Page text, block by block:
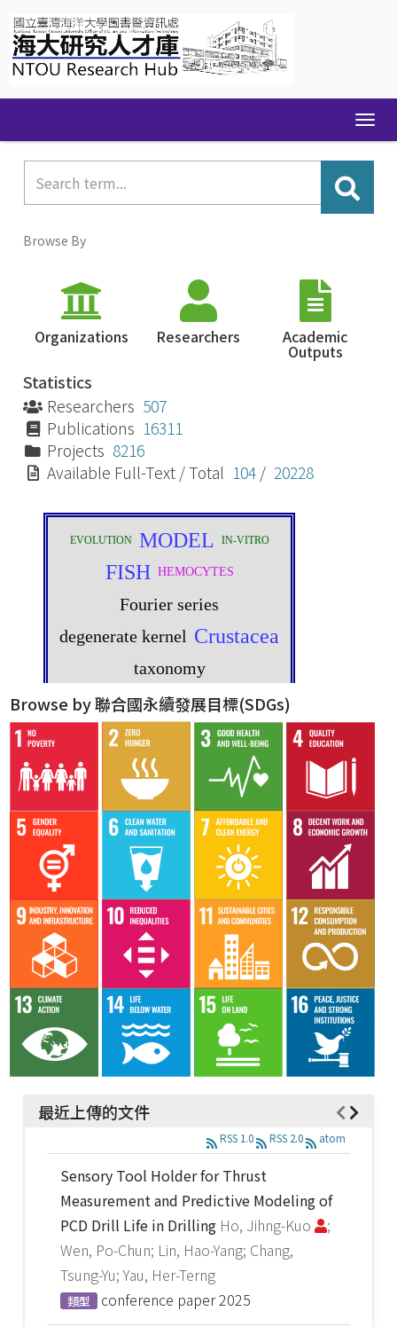
navigation
Browse By
Organizations Researchers Academic
Outputs
Statistics
Researchers 507
Publications 16311
Projects 8216
Available Full-Text / Total 104 / 20228
Browse by 聯合國永續發展目標(SDGs)
最近上傳的文件
RSS 1.0 RSS 2.0 atom
Sensory Tool Holder for Thrust
Measurement and Predictive Modeling of
PCD Drill Life in Drilling Ho, Jihng-Kuo
;
Wen, Po-Chun; Lin, Hao-Yang; Chang,
Tsung-Yu; Yau, Her-Terng
類型 conference paper2025